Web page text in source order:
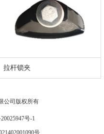
拉杆锁夹
公司版权所有
号-1
号